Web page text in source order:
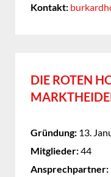
Kontakt:
DIE ROTEN
Gründung: 13.
Mitglieder:44
Ansprechpartner: